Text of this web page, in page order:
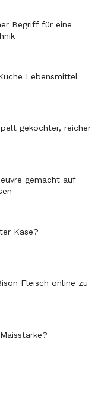
Begriff für eine
Lebensmittel
gekochter, reicher
gemacht auf
Käse?
Fleisch online zu